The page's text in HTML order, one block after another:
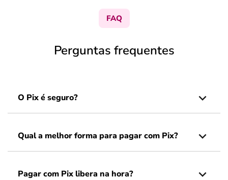
FAQ
Perguntas frequentes
O Pix é seguro?
Qual a melhor forma para pagar com Pix?
Pagar com Pix libera na hora?